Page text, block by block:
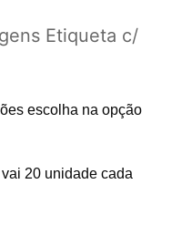
Etiqueta c/
escolha na opção
20 unidade cada